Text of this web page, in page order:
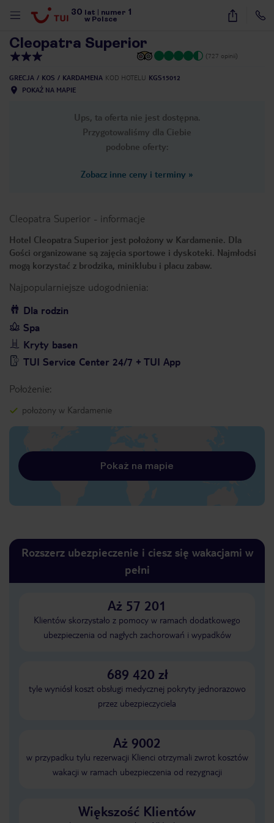
30 lat numer 1
w Polsce
35
Cleopatra Superior
(727 opinii)
GRECJA KOS KARDAMENA KOD HOTELU KGS15012
POKAŻ NA MAPIE
Ups, ta oferta nie jest dostępna.
Przygotowaliśmy dla Ciebie
podobne oferty:
Zobacz inne ceny i terminy »
Cleopatra Superior - informacje
Hotel Cleopatra Superior jest położony w Kardamenie. Dla
Gości organizowane są zajęcia sportowe i dyskoteki. Najmłodsi
mogą korzystać z brodzika, miniklubu i placu zabaw.
Najpopularniejsze udogodnienia:
Dla rodzin
Spa
Kryty basen
TUI Service Center 24/7 + TUI App
Położenie:
położony w Kardamenie
Pokaż na mapie
Rozszerz ubezpieczenie i ciesz się wakacjami w
pełni
Aż 57 201
Klientów skorzystało z pomocy w ramach dodatkowego
ubezpieczenia od nagłych zachorowań i wypadków
689 420 zł
tyle wyniósł koszt obsługi medycznej pokryty jednorazowo
przez ubezpieczyciela
Aż 9002
w przypadku tylu rezerwacji Klienci otrzymali zwrot kosztów
wakacji w ramach ubezpieczenia od rezygnacji
Większość Klientów